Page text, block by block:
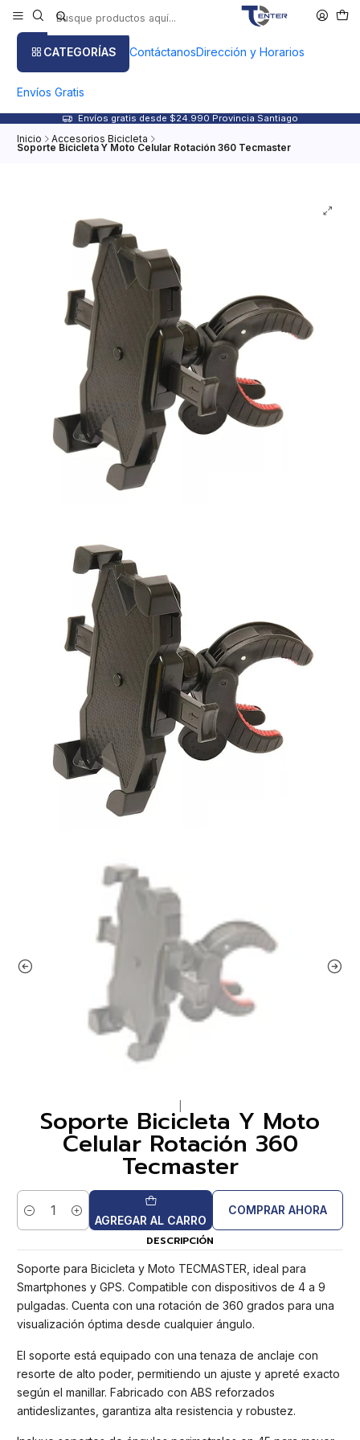
CATEGORÍAS ContáctanosDirección y Horarios
Envíos Gratis
Envíos gratis desde $24.990 Provincia Santiago
Inicio Accesorios Bicicleta
Soporte Bicicleta Y Moto Celular Rotación 360 Tecmaster
Soporte Bicicleta Y Moto
Celular Rotación 360
Tecmaster
Cantidad AGREGAR AL CARRO
COMPRAR AHORA
DESCRIPCIÓN
Soporte para Bicicleta y Moto TECMASTER, ideal para
Smartphones y GPS. Compatible con dispositivos de 4 a 9
pulgadas. Cuenta con una rotación de 360 grados para una
visualización óptima desde cualquier ángulo.
El soporte está equipado con una tenaza de anclaje con
resorte de alto poder, permitiendo un ajuste y apreté exacto
según el manillar. Fabricado con ABS reforzados
antideslizantes, garantiza alta resistencia y robustez.